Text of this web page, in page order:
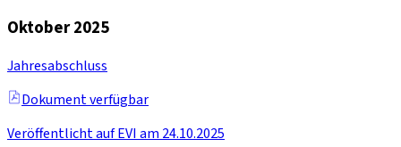
Oktober 2025
Jahresabschluss
Dokument verfügbar
Veröffentlicht auf EVI am 24.10.2025